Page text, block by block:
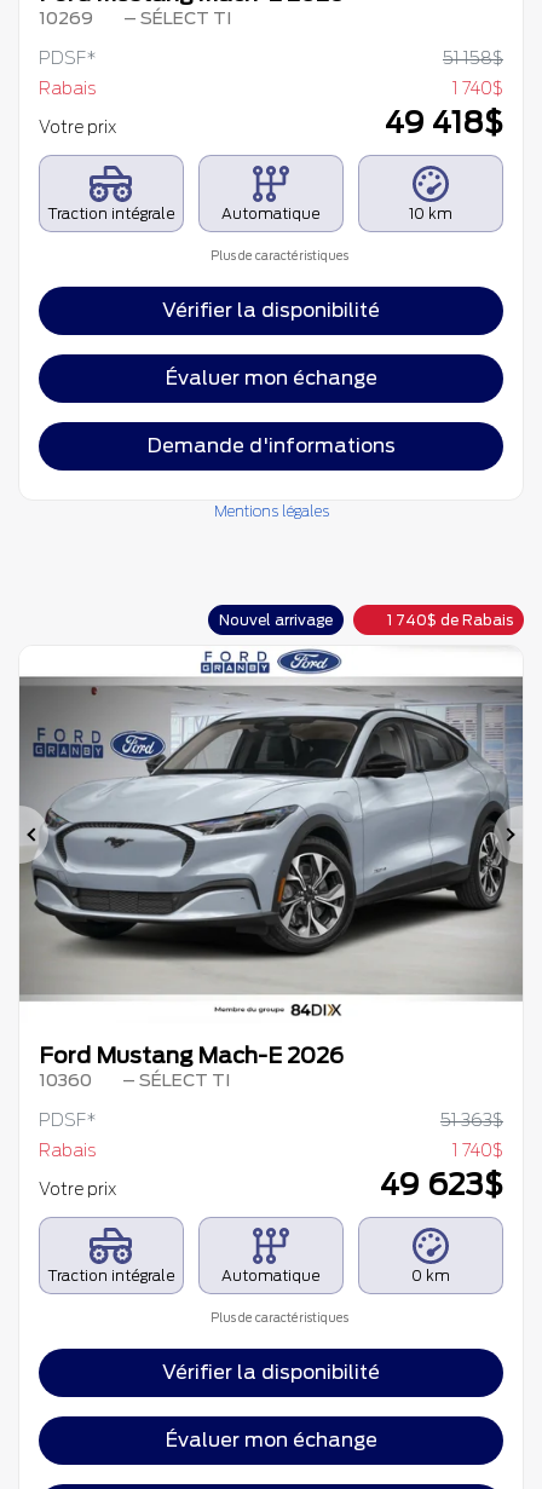
10269 – SÉLECT TI
PDSF* 51 158$
Rabais
1 740$
Votre prix
49 418$
Traction intégrale Automatique 10 km
Plus de caractéristiques
Vérifier la disponibilité
Évaluer mon échange
Demande d'informations
Mentions légales
Nouvel arrivage 1 740$ de Rabais
Précédent
Ford Mustang Mach-E 2026
10360 – SÉLECT TI
PDSF* 51 363$
Rabais
1 740$
Votre prix
49 623$
Traction intégrale Automatique 0 km
Plus de caractéristiques
Vérifier la disponibilité
Évaluer mon échange